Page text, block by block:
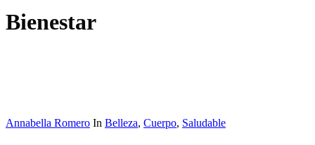
Bienestar
Annabella Romero In Belleza, Cuerpo, Saludable